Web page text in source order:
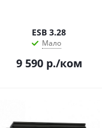
ESB 3.28
Мало
9 590р./ком